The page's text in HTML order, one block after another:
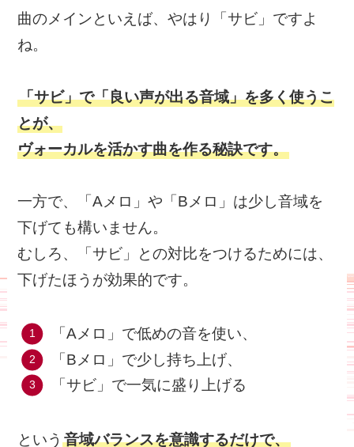
曲のメインといえば、やはり「サビ」ですよ
ね。
「サビ」で「良い声が出る音域」を多く使うこ
とが、
ヴォーカルを活かす曲を作る秘訣です。
一方で、「Aメロ」や「Bメロ」は少し音域を
下げても構いません。
むしろ、「サビ」との対比をつけるためには、
下げたほうが効果的です。
「Aメロ」で低めの音を使い、
「Bメロ」で少し持ち上げ、
「サビ」で一気に盛り上げる
という音域バランスを意識するだけで、